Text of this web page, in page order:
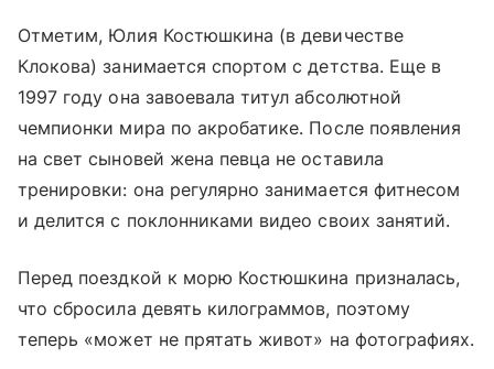
Отметим, Юлия Костюшкина (в девичестве
Клокова) занимается спортом с детства. Еще в
1997 году она завоевала титул абсолютной
чемпионки мира по акробатике. После появления
на свет сыновей жена певца не оставила
тренировки: она регулярно занимается фитнесом
и делится с поклонниками видео своих занятий.
Перед поездкой к морю Костюшкина призналась,
что сбросила девять килограммов, поэтому
теперь «может не прятать живот» на фотографиях.